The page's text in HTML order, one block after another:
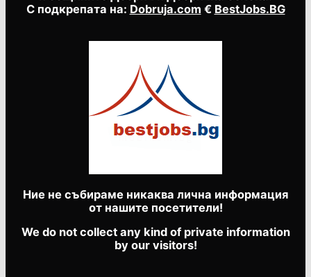
С подкрепата на: Dobruja.com € BestJobs.BG
Ние не събираме никаква лична информация
от нашите посетители!
We do not collect any kind of private information
by our visitors!